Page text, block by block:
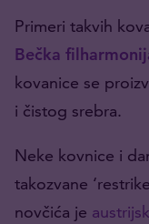
Primeri takvih
Bečka
kovanice se
i čistog srebra.
Neke kovnice i
takozvane
novčića je